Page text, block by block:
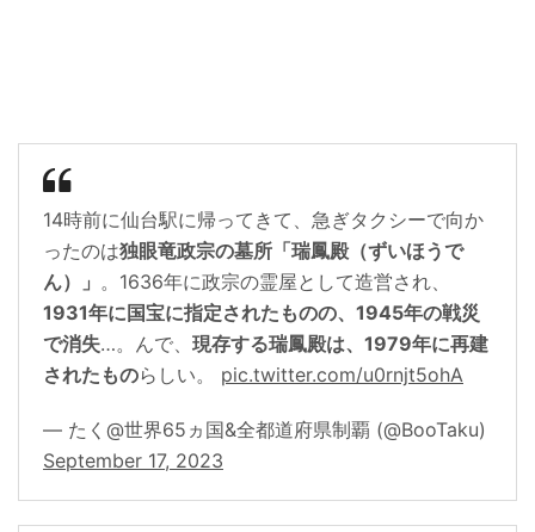
14時前に仙台駅に帰ってきて、急ぎタクシーで向か
ったのは独眼竜政宗の墓所「瑞鳳殿（ずいほうで
ん）」 。1636年に政宗の霊屋として造営され、
1931年に国宝に指定されたものの、1945年の戦災
で消失…。んで、 現存する瑞鳳殿は、1979年に再建
されたものらしい。 pic.twitter.com/u0rnjt5ohA
— たく@世界65ヵ国&全都道府県制覇 (@BooTaku)
September 17, 2023